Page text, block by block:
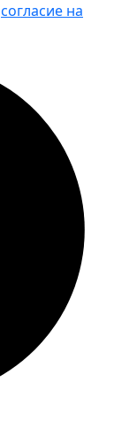
согласие на